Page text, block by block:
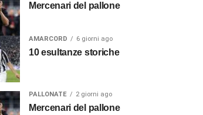
Mercenari del pallone
AMARCORD 6 giorni ago
10 esultanze storiche
PALLONATE 2 giorni ago
Mercenari del pallone